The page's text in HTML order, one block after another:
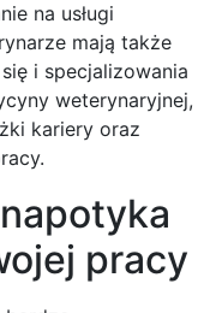
na usługi
mają także
i specjalizowania
weterynaryjnej,
kariery oraz
pracy